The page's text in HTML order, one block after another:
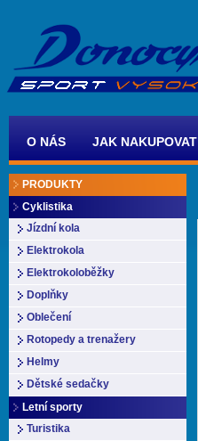
O NÁS JAK NAKUPOVAT
PRODUKTY
Cyklistika
Jízdní kola
Elektrokola
Elektrokoloběžky
Doplňky
Oblečení
Rotopedy a trenažery
Helmy
Dětské sedačky
Letní sporty
Turistika